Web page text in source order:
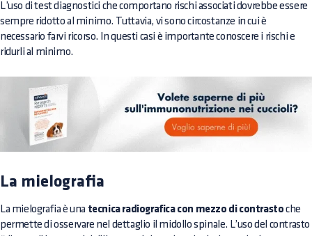
L’uso di test diagnostici che comportano rischi associati dovrebbe essere
sempre ridotto al minimo. Tuttavia, vi sono circostanze in cui è
necessario farvi ricorso. In questi casi è importante conoscere i rischi e
ridurli al minimo.
La mielografia
La mielografia è una tecnica radiografica con mezzo di contrasto che
permette di osservare nel dettaglio il midollo spinale. L’uso del contrasto